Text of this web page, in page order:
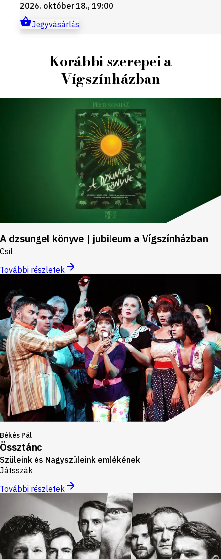
2026. október 18., 19:00
Jegyvásárlás
Korábbi szerepei a
Vígszínházban
A dzsungel könyve | jubileum a Vígszínházban
Csil
További részletek
Békés Pál
Össztánc
Szüleink és Nagyszüleink emlékének
Játsszák
További részletek